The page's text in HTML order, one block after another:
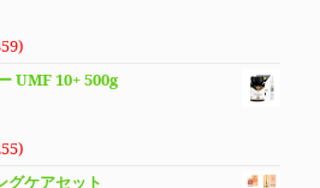
)
UMF 10+ 500g
)
グケアセット